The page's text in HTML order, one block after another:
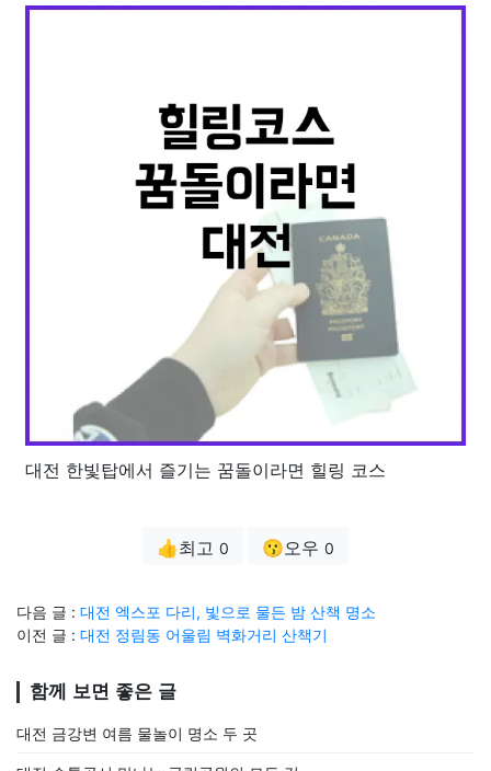
대전 한빛탑에서 즐기는 꿈돌이라면 힐링 코스
👍최고 0 😗오우 0
다음 글 : 대전 엑스포 다리, 빛으로 물든 밤 산책 명소
이전 글 : 대전 정림동 어울림 벽화거리 산책기
함께 보면 좋은 글
대전 금강변 여름 물놀이 명소 두 곳